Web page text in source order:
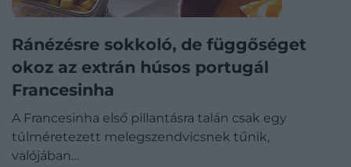
Ránézésre sokkoló, de függőséget
okoz az extrán húsos portugál
Francesinha
A Francesinha első pillantásra talán csak egy
túlméretezett melegszendvicsnek tűnik,
valójában…